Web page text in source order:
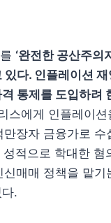
‘완전한 공산주의
있다. 인플레이션
통제를 도입하려
스에게 인플레이
장자 금융가로 수
적으로 학대한 혐
매매 정책을 맡기
.